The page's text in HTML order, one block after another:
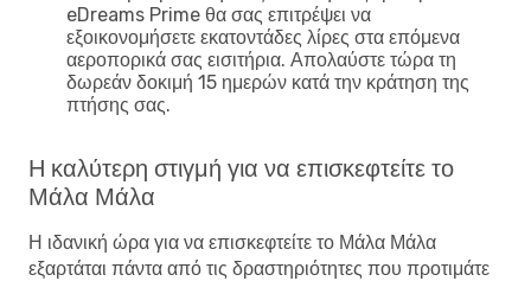
eDreams Prime θα σας επιτρέψει να
εξοικονομήσετε εκατοντάδες λίρες στα επόμενα
αεροπορικά σας εισιτήρια. Απολαύστε τώρα τη
δωρεάν δοκιμή 15 ημερών κατά την κράτηση της
πτήσης σας.
Η καλύτερη στιγμή για να επισκεφτείτε το
Μάλα Μάλα
Η ιδανική ώρα για να επισκεφτείτε το Μάλα Μάλα
εξαρτάται πάντα από τις δραστηριότητες που προτιμάτε